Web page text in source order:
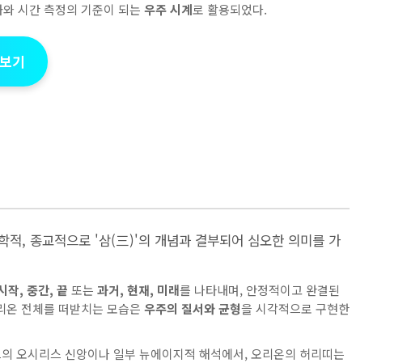
시간 측정의 기준이 되는 우주 시계로 활용되었다.
기
적, 종교적으로 '삼(三)'의 개념과 결부되어 심오한 의미를 가
작, 중간, 끝 또는 과거, 현재, 미래를 나타내며, 안정적이고 완결된
전체를 떠받치는 모습은 우주의 질서와 균형을 시각적으로 구현한
오시리스 신앙이나 일부 뉴에이지적 해석에서, 오리온의 허리띠는